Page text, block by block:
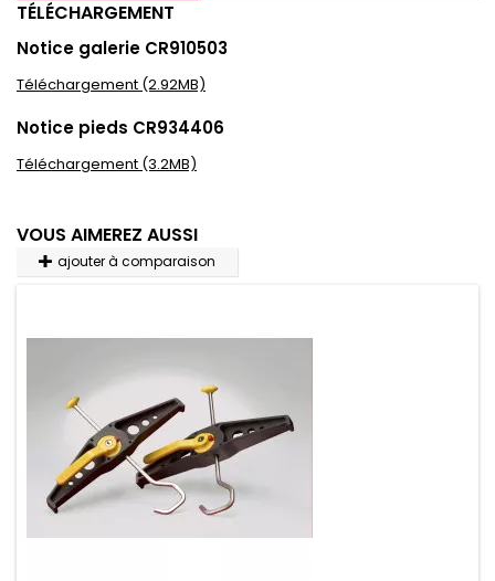
TÉLÉCHARGEMENT
Notice galerie CR910503
Téléchargement (2.92MB)
Notice pieds CR934406
Téléchargement (3.2MB)
VOUS AIMEREZ AUSSI
ajouter à comparaison